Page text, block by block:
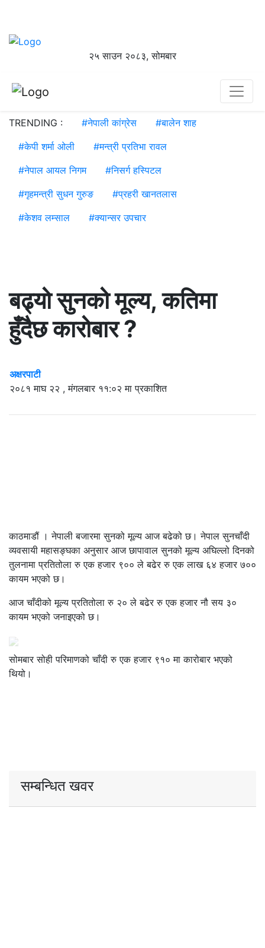
२५ साउन २०८३, सोमबार
TRENDING : #नेपाली कांग्रेस #बालेन शाह
#केपी शर्मा ओली #मन्त्री प्रतिभा रावल
#नेपाल आयल निगम #निसर्ग हस्पिटल
#गृहमन्त्री सुधन गुरुङ #प्रहरी खानतलास
#केशव लम्साल #क्यान्सर उपचार
बढ्यो सुनको मूल्य, कतिमा
हुँदैछ कारोबार ?
अक्षरपाटी
२०८१ माघ २२ , मंगलबार ११:०२ मा प्रकाशित
काठमाडौं । नेपाली बजारमा सुनको मूल्य आज बढेको छ। नेपाल सुनचाँदी
व्यवसायी महासङ्घका अनुसार आज छापावाल सुनको मूल्य अघिल्लो दिनको
तुलनामा प्रतितोला रु एक हजार ९०० ले बढेर रु एक लाख ६४ हजार ७००
कायम भएको छ।
आज चाँदीको मूल्य प्रतितोला रु २० ले बढेर रु एक हजार नौ सय ३०
कायम भएको जनाइएको छ।
सोमबार सोही परिमाणको चाँदी रु एक हजार ९१० मा कारोबार भएको
थियो।
सम्बन्धित खवर